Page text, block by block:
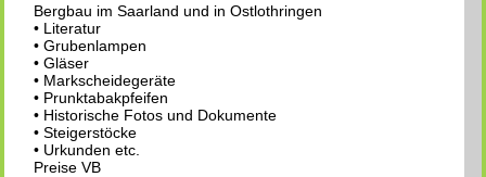
Bergbau im Saarland und in Ostlothringen
• Literatur
• Grubenlampen
• Gläser
• Markscheidegeräte
• Prunktabakpfeifen
• Historische Fotos und Dokumente
• Steigerstöcke
• Urkunden etc.
Preise VB